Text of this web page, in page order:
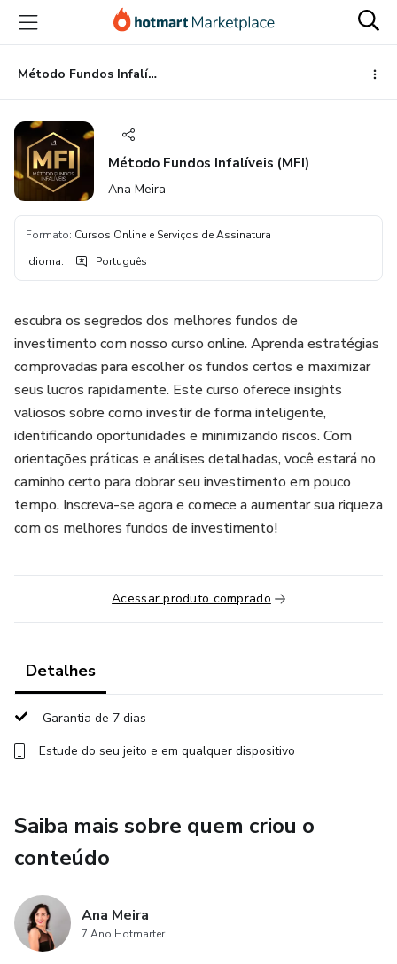
para
conteúdo
principal
para
pagamento
para
rodapé
Método Fundos Infalíveis (MFI)
Método Fundos Infalíveis (MFI)
Ana Meira
Formato: Cursos Online e Serviços de Assinatura
Idioma: Português
escubra os segredos dos melhores fundos de
investimento com nosso curso online. Aprenda estratégias
comprovadas para escolher os fundos certos e maximizar
seus lucros rapidamente. Este curso oferece insights
valiosos sobre como investir de forma inteligente,
identificando oportunidades e minimizando riscos. Com
orientações práticas e análises detalhadas, você estará no
caminho certo para dobrar seu investimento em pouco
tempo. Inscreva-se agora e comece a aumentar sua riqueza
com os melhores fundos de investimento!
Acessar produto comprado
Detalhes
Garantia de 7 dias
Estude do seu jeito e em qualquer dispositivo
Saiba mais sobre quem criou o
conteúdo
Ana Meira
7 Ano Hotmarter